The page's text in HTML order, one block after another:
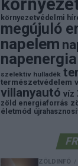
környezetvédelmi
megújuló
napelem
napenergia
szelektiv hulladék
természetvédelem
villanyautó víz
zöld energiaforrás
életmód
ZÖLDINFÓ